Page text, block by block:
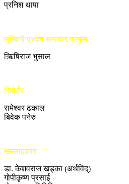
प्रनिश थापा
लुम्बिनी प्रदेश समाचार प्रमुख
ऋिषिराज भुसाल
रिपोर्टर
रामेश्वर ढकाल
बिवेक पनेरु
सल्लाहकार
डा. केशवराज खड्का (अर्थविद्)
गोपीकृष्ण प्रसाई